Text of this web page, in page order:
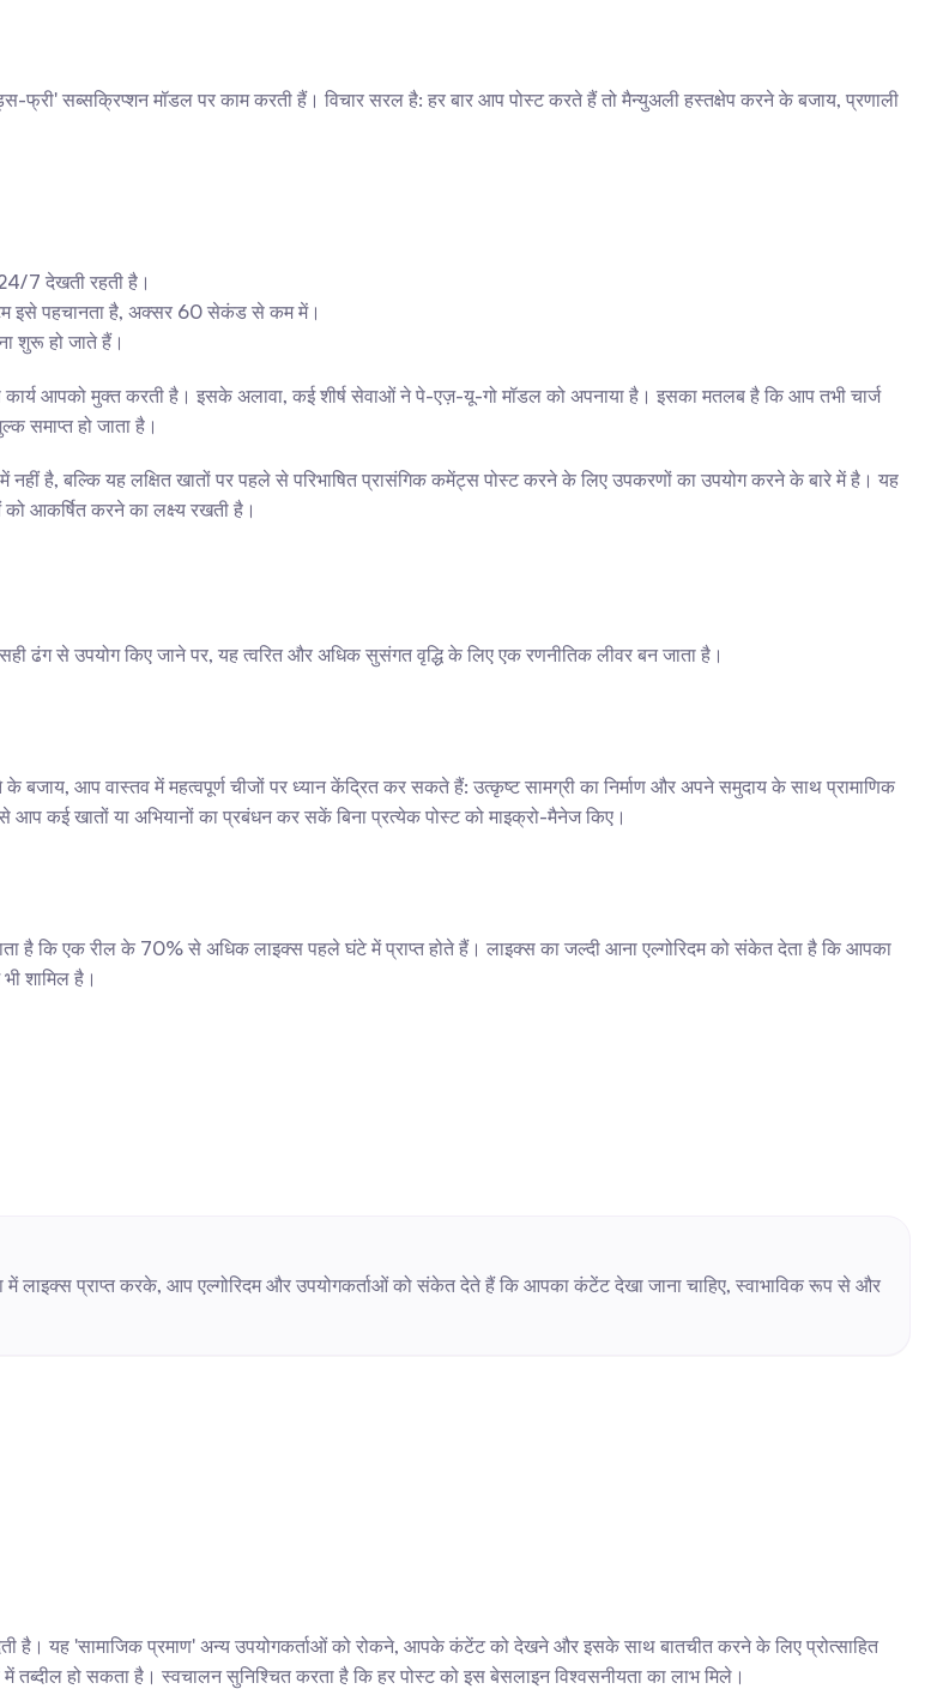
फ्री' सब्सक्रिप्शन मॉडल पर काम करती हैं। विचार सरल है: हर बार आप पोस्ट करते हैं तो मैन्युअली हस्तक्षेप करने के बजाय, प्रणाली
7 देखती रहती है।
इसे पहचानता है, अक्सर 60 सेकंड से कम में।
शुरू हो जाते हैं।
कार्य आपको मुक्त करती है। इसके अलावा, कई शीर्ष सेवाओं ने पे-एज़-यू-गो मॉडल को अपनाया है। इसका मतलब है कि आप तभी चार्ज
समाप्त हो जाता है।
है, बल्कि यह लक्षित खातों पर पहले से परिभाषित प्रासंगिक कमेंट्स पोस्ट करने के लिए उपकरणों का उपयोग करने के बारे में है। यह
आकर्षित करने का लक्ष्य रखती है।
ढंग से उपयोग किए जाने पर, यह त्वरित और अधिक सुसंगत वृद्धि के लिए एक रणनीतिक लीवर बन जाता है।
आप वास्तव में महत्वपूर्ण चीजों पर ध्यान केंद्रित कर सकते हैं: उत्कृष्ट सामग्री का निर्माण और अपने समुदाय के साथ प्रामाणिक
कई खातों या अभियानों का प्रबंधन कर सकें बिना प्रत्येक पोस्ट को माइक्रो-मैनेज किए।
है कि एक रील के 70% से अधिक लाइक्स पहले घंटे में प्राप्त होते हैं। लाइक्स का जल्दी आना एल्गोरिदम को संकेत देता है कि आपका
शामिल है।
लाइक्स प्राप्त करके, आप एल्गोरिदम और उपयोगकर्ताओं को संकेत देते हैं कि आपका कंटेंट देखा जाना चाहिए, स्वाभाविक रूप से और
है। यह 'सामाजिक प्रमाण' अन्य उपयोगकर्ताओं को रोकने, आपके कंटेंट को देखने और इसके साथ बातचीत करने के लिए प्रोत्साहित
तब्दील हो सकता है। स्वचालन सुनिश्चित करता है कि हर पोस्ट को इस बेसलाइन विश्वसनीयता का लाभ मिले।